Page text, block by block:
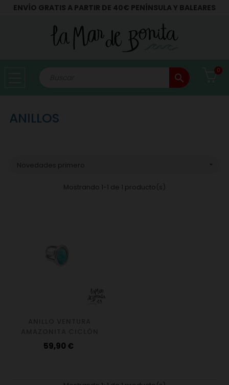
ENVÍO GRATIS A PARTIR DE 40€ PENÍNSULA Y BALEARES
search
0
ANILLOS
Novedades primero 
Mostrando 1-1 de 1 producto(s)
Precio
59,90 €